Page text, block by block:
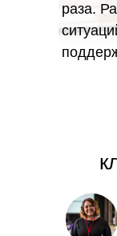
раза.